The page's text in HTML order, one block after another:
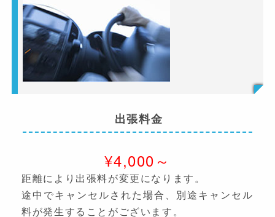
出張料金
¥4,000～
距離により出張料が変更になります。
途中でキャンセルされた場合、別途キャンセル
料が発生することがございます。